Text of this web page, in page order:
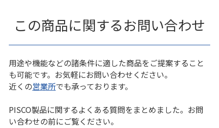
この商品に関するお問い合わせ
用途や機能などの諸条件に適した商品をご提案すること
も可能です。お気軽にお問い合わせください。
近くの営業所でも承っております。
PISCO製品に関するよくある質問をまとめました。お問
い合わせの前にご覧ください。